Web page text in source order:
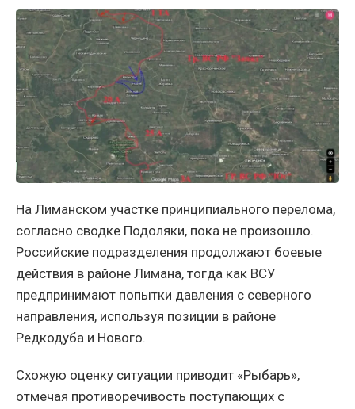
На Лиманском участке принципиального перелома,
согласно сводке Подоляки, пока не произошло.
Российские подразделения продолжают боевые
действия в районе Лимана, тогда как ВСУ
предпринимают попытки давления с северного
направления, используя позиции в районе
Редкодуба и Нового.
Схожую оценку ситуации приводит «Рыбарь»,
отмечая противоречивость поступающих с